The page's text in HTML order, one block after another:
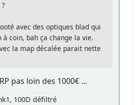
avec des optiques blad qui
coin, bah ça change la vie.
la map décalée parait nette
pas loin des 1000€ ...
100D défiltré